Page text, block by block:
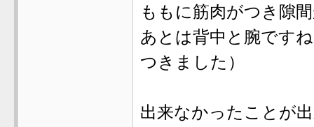
ももに筋肉がつき隙
あとは背中と腕です
つきました）
出来なかったことが